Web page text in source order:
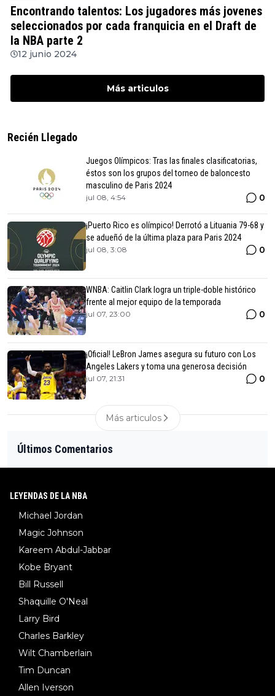
Encontrando talentos: Los jugadores más jovenes
seleccionados por cada franquicia en el Draft de
la NBA parte 2
12 junio 2024
Más articulos
Recién Llegado
Juegos Olímpicos: Tras las finales clasificatorias,
éstos son los grupos del torneo de baloncesto
masculino de Paris 2024
jul 08, 4:54 0
¡Puerto Rico es olímpico! Derrotó a Lituania 79-68 y
se adueñó de la última plaza para Paris 2024
jul 08, 3:08 0
WNBA: Caitlin Clark logra un triple-doble histórico
frente al mejor equipo de la temporada
jul 07, 23:00 0
¡Oficial! LeBron James asegura su futuro con Los
Angeles Lakers y toma una generosa decisión
jul 07, 21:31 0
Más articulos
Últimos Comentarios
LEYENDAS DE LA NBA
Michael Jordan
Magic Johnson
Kareem Abdul-Jabbar
Kobe Bryant
Bill Russell
Shaquille O'Neal
Larry Bird
Charles Barkley
Wilt Chamberlain
Tim Duncan
Allen Iverson